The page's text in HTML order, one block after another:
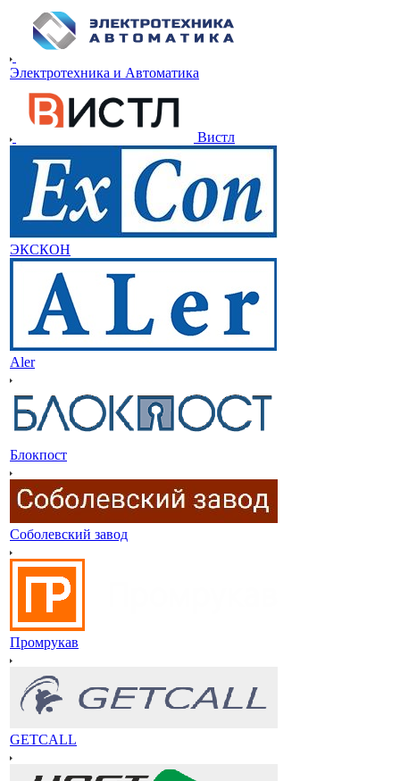
Электротехника и Автоматика
Вистл
ЭКСКОН
Aler
Блокпост
Соболевский завод
Промрукав
GETCALL